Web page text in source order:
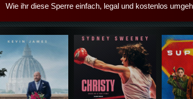
Wie ihr diese Sperre einfach, legal und kostenlos
Details,Play Details,Play